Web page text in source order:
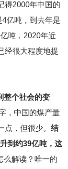
得2000年中国的
亿吨，到去年是
吨，2020年近
经很大程度地提
整个社会的变
，中国的煤产量
，但很少。 结
到约39亿吨，这
么解读？唯一的